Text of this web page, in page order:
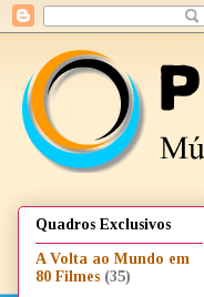
Quadros Exclusivos
A Volta ao Mundo em
80 Filmes (35)